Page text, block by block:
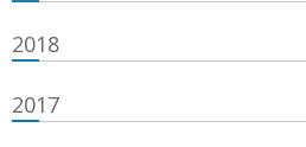
2018
2017